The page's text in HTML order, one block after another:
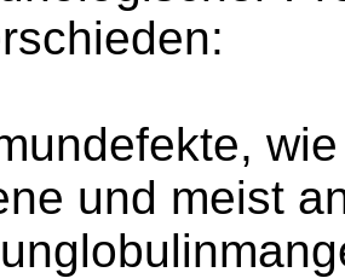
und meist